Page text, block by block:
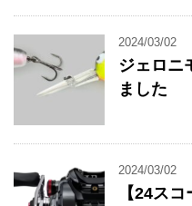
2024/03/02
ジェロニ
ました
2024/03/02
【24ス